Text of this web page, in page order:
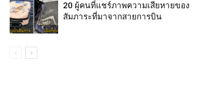
20 ผู้คนที่แชร์ภาพความเสียหายของ
สัมภาระที่มาจากสายการบิน